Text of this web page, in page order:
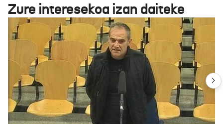
Zure interesekoa izan daiteke